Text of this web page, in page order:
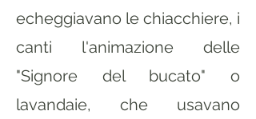
echeggiavano le chiacchiere, i
canti l'animazione delle
"Signore del bucato" o
lavandaie, che usavano